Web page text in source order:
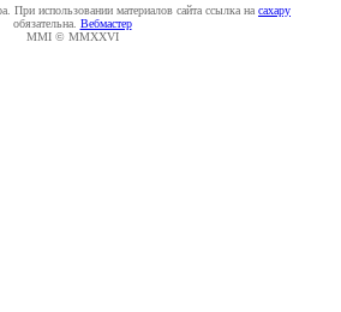
При использовании материалов сайта ссылка на caxapу
обязательна. Вебмастер
MMI © MMXXVI